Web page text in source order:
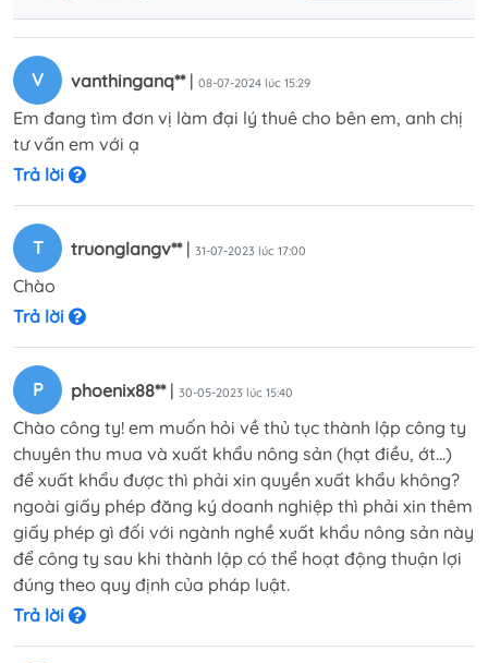
V vanthinganq**| 08-07-2024 lúc 15:29
Em đang tìm đơn vị làm đại lý thuê cho bên em, anh chị
tư vấn em với ạ
Trả lời
T truonglangv**| 31-07-2023 lúc 17:00
Chào
Trả lời
P phoenix88**| 30-05-2023 lúc 15:40
Chào công ty! em muốn hỏi về thủ tục thành lập công ty
chuyên thu mua và xuất khẩu nông sản (hạt điều, ớt...)
để xuất khẩu được thì phải xin quyền xuất khẩu không?
ngoài giấy phép đăng ký doanh nghiệp thì phải xin thêm
giấy phép gì đối với ngành nghề xuất khẩu nông sản này
để công ty sau khi thành lập có thể hoạt động thuận lợi
đúng theo quy định của pháp luật.
Trả lời